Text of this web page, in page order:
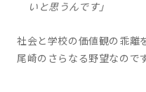
いと思うんです」
社会と学校の価値観の乖離
尾崎のさらなる野望なので